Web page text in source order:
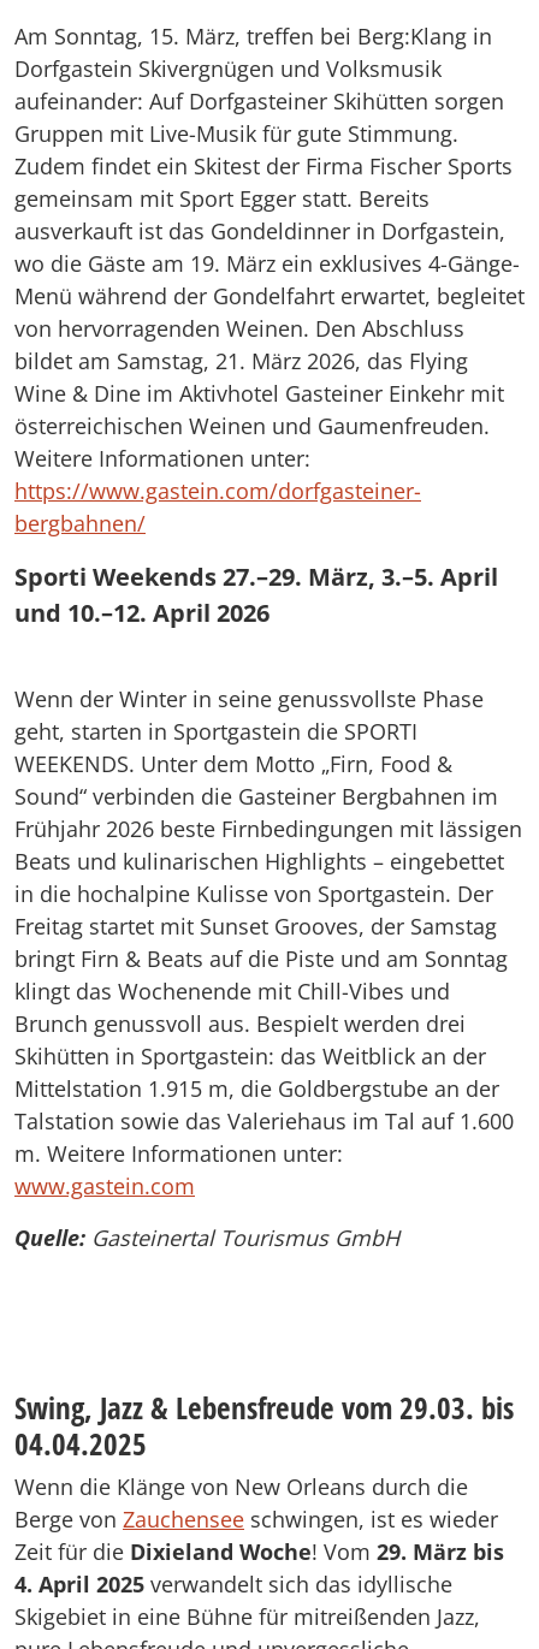
Am Sonntag, 15. März, treffen bei Berg:Klang in
Dorfgastein Skivergnügen und Volksmusik
aufeinander: Auf Dorfgasteiner Skihütten sorgen
Gruppen mit Live-Musik für gute Stimmung.
Zudem findet ein Skitest der Firma Fischer Sports
gemeinsam mit Sport Egger statt. Bereits
ausverkauft ist das Gondeldinner in Dorfgastein,
wo die Gäste am 19. März ein exklusives 4-Gänge-
Menü während der Gondelfahrt erwartet, begleitet
von hervorragenden Weinen. Den Abschluss
bildet am Samstag, 21. März 2026, das Flying
Wine & Dine im Aktivhotel Gasteiner Einkehr mit
österreichischen Weinen und Gaumenfreuden.
Weitere Informationen unter:
https://www.gastein.com/dorfgasteiner-
bergbahnen/
Sporti Weekends 27.–29. März, 3.–5. April
und 10.–12. April 2026
Wenn der Winter in seine genussvollste Phase
geht, starten in Sportgastein die SPORTI
WEEKENDS. Unter dem Motto „Firn, Food &
Sound“ verbinden die Gasteiner Bergbahnen im
Frühjahr 2026 beste Firnbedingungen mit lässigen
Beats und kulinarischen Highlights – eingebettet
in die hochalpine Kulisse von Sportgastein. Der
Freitag startet mit Sunset Grooves, der Samstag
bringt Firn & Beats auf die Piste und am Sonntag
klingt das Wochenende mit Chill-Vibes und
Brunch genussvoll aus. Bespielt werden drei
Skihütten in Sportgastein: das Weitblick an der
Mittelstation 1.915 m, die Goldbergstube an der
Talstation sowie das Valeriehaus im Tal auf 1.600
m. Weitere Informationen unter:
www.gastein.com
Quelle: Gasteinertal Tourismus GmbH
Swing, Jazz & Lebensfreude vom 29.03. bis
04.04.2025
Wenn die Klänge von New Orleans durch die
Berge von Zauchensee schwingen, ist es wieder
Zeit für die Dixieland Woche! Vom 29. März bis
4. April 2025 verwandelt sich das idyllische
Skigebiet in eine Bühne für mitreißenden Jazz,